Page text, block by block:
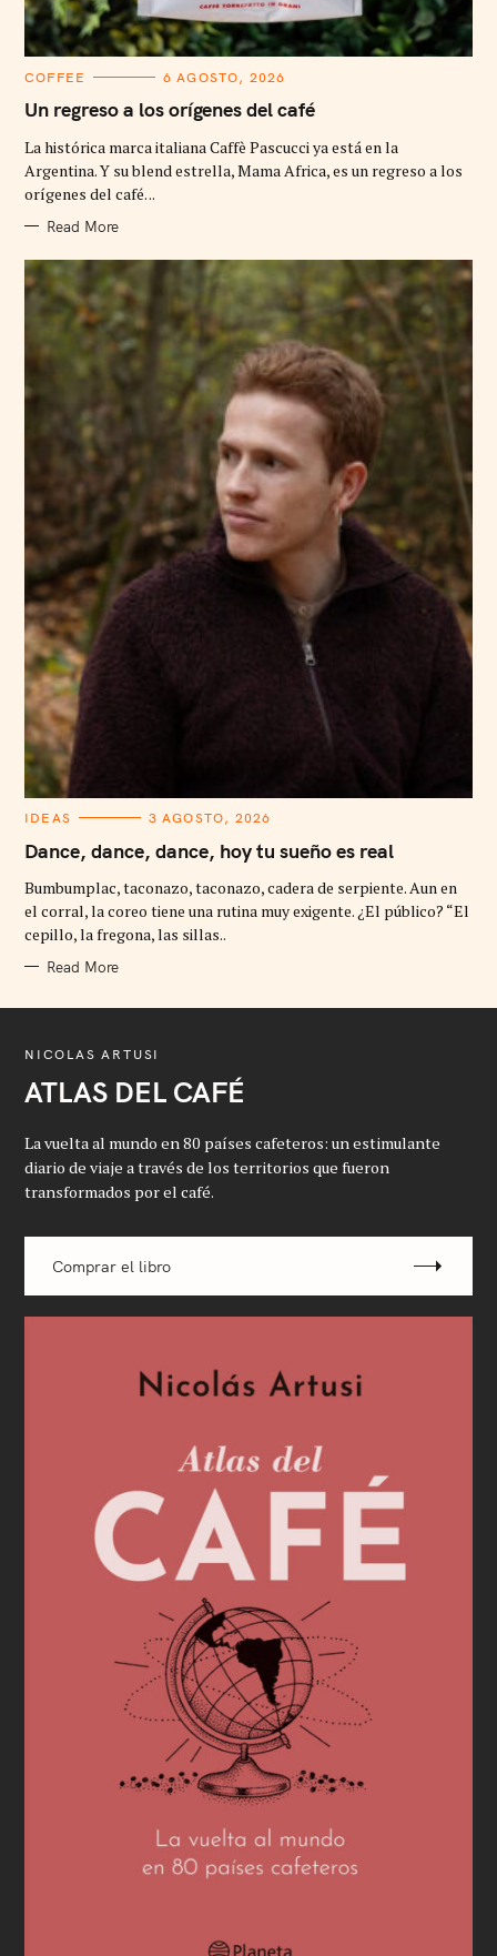
C
T
E
O
R
I
E
COFFEE 6 AGOSTO, 2026
Un regreso a los orígenes del café
La histórica marca italiana Caffè Pascucci ya está en la
Argentina. Y su blend estrella, Mama Africa, es un regreso a los
orígenes del café. ..
Read More
C
T
E
O
R
I
E
IDEAS 3 AGOSTO, 2026
Dance, dance, dance, hoy tu sueño es real
Bumbumplac, taconazo, taconazo, cadera de serpiente. Aun en
el corral, la coreo tiene una rutina muy exigente. ¿El público? “El
cepillo, la fregona, las sillas..
Read More
NICOLAS ARTUSI
ATLAS DEL CAFÉ
La vuelta al mundo en 80 países cafeteros: un estimulante
diario de viaje a través de los territorios que fueron
transformados por el café.
Comprar el libro